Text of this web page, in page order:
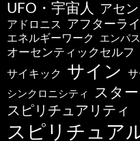
UFO・宇宙人 アセ
アドロニス アフターラ
エネルギーワーク エンパス
オーセンティックセルフ
サイキック サイン
シンクロニシティ スタ
スピリチュアリティ
スピリチュア